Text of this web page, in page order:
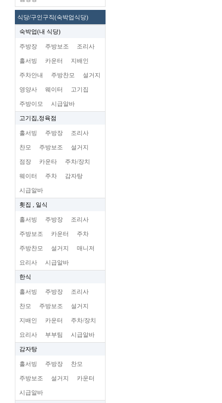
식당/구인구직(숙박업식당)
숙박업(내 식당)
주방장 주방보조 조리사
홀서빙 카운터 지배인
주차안내 주방찬모 설거지
영양사 웨이터 고기집
주방이모 시급알바
고기집,정육점
홀서빙 주방장 조리사
찬모 주방보조 설거지
점장 카운타 주차/장치
웨이터 주차 감자탕
시급알바
횟집 , 일식
홀서빙 주방장 조리사
주방보조 카운터 주차
주방찬모 설거지 매니저
요리사 시급알바
한식
홀서빙 주방장 조리사
찬모 주방보조 설거지
지배인 카운터 주차/장치
요리사 부부팀 시급알바
감자탕
홀서빙 주방장 찬모
주방보조 설거지 카운터
시급알바